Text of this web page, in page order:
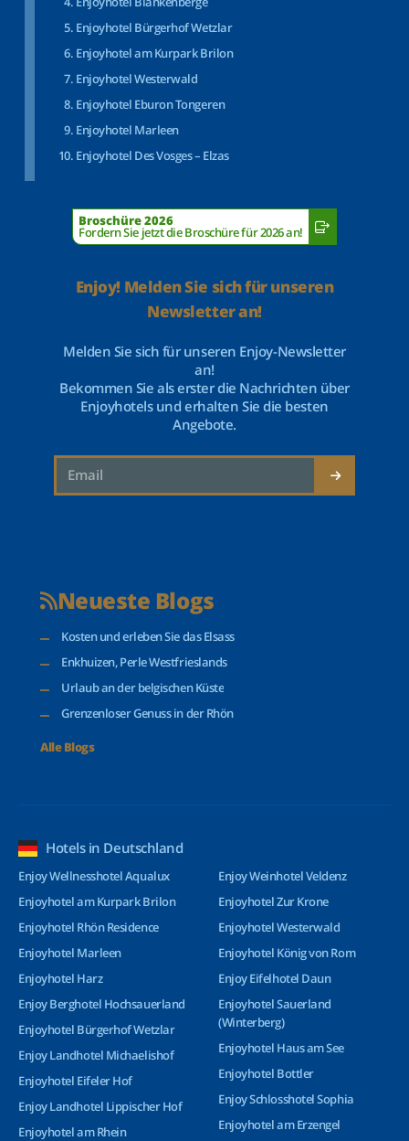
Enjoyhotel Bürgerhof Wetzlar
Enjoyhotel am Kurpark Brilon
Enjoyhotel Westerwald
Enjoyhotel Eburon Tongeren
Enjoyhotel Marleen
Enjoyhotel Des Vosges – Elzas
Broschüre 2026
Fordern Sie jetzt die Broschüre für 2026 an!
Enjoy! Melden Sie sich für unseren
Newsletter an!
Melden Sie sich für unseren Enjoy-Newsletter
an!
Bekommen Sie als erster die Nachrichten über
Enjoyhotels und erhalten Sie die besten
Angebote.
Neueste Blogs
Kosten und erleben Sie das Elsass
Enkhuizen, Perle Westfrieslands
Urlaub an der belgischen Küste
Grenzenloser Genuss in der Rhön
Alle Blogs
Hotels in Deutschland
Enjoy Wellnesshotel Aqualux
Enjoyhotel am Kurpark Brilon
Enjoyhotel Rhön Residence
Enjoyhotel Marleen
Enjoyhotel Harz
Enjoy Berghotel Hochsauerland
Enjoyhotel Bürgerhof Wetzlar
Enjoy Landhotel Michaelishof
Enjoyhotel Eifeler Hof
Enjoy Landhotel Lippischer Hof
Enjoyhotel am Rhein
Enjoy Weinhotel Veldenz
Enjoyhotel Zur Krone
Enjoyhotel Westerwald
Enjoyhotel König von Rom
Enjoy Eifelhotel Daun
Enjoyhotel Sauerland
(Winterberg)
Enjoyhotel Haus am See
Enjoyhotel Bottler
Enjoy Schlosshotel Sophia
Enjoyhotel am Erzengel